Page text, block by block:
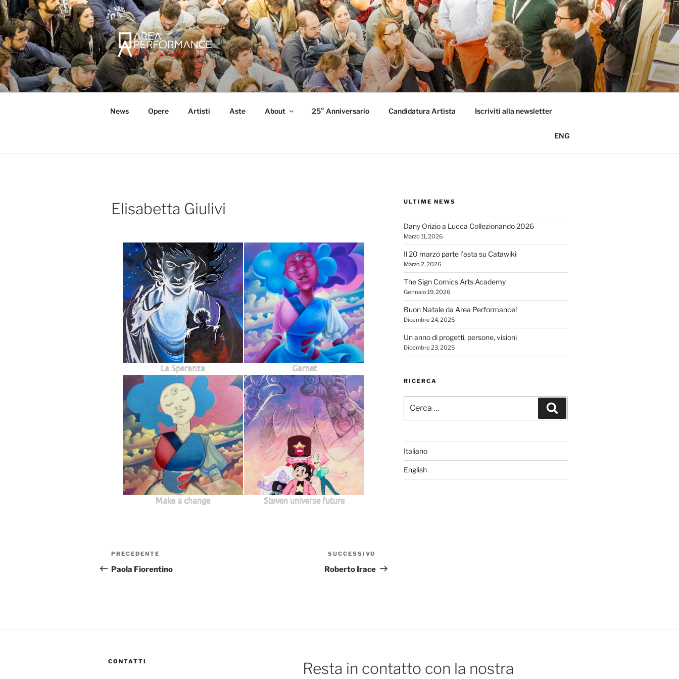
Salta
al
contenuto
AREA PERFORMANCE
Sito ufficiale della Onlus Area Performance.
News Opere Artisti Aste About 25° Anniversario Candidatura Artista Iscriviti alla newsletter
ENG
Elisabetta Giulivi
La Speranza Garnet
Make a change Steven universe future
Navigazione
articoli
Articolo
precedente:
PRECEDENTE
Paola Fiorentino
successivo
SUCCESSIVO
Roberto Irace
ULTIME NEWS
Dany Orizio a Lucca Collezionando 2026
Marzo 11, 2026
Il 20 marzo parte l’asta su Catawiki
Marzo 2, 2026
The Sign Comics Arts Academy
Gennaio 19, 2026
Buon Natale da Area Performance!
Dicembre 24, 2025
Un anno di progetti, persone, visioni
Dicembre 23, 2025
RICERCA
Italiano
English
CONTATTI
Resta in contatto con la nostra